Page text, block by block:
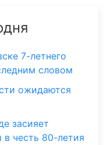
7-летнего
словом
ожидаются
засияет
в честь 80-летия